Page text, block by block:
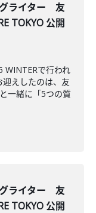
ライター 友
TOKYO 公開
WINTERで行われ
えしたのは、友
一緒に「5つの質
ライター 友
TOKYO 公開